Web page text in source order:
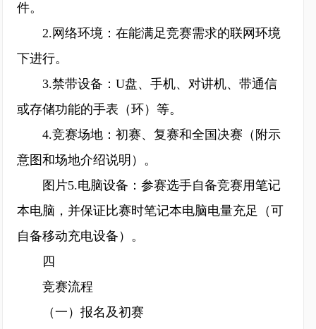
件。
2.网络环境：在能满足竞赛需求的联网环境
下进行。
3.禁带设备：U盘、手机、对讲机、带通信
或存储功能的手表（环）等。
4.竞赛场地：初赛、复赛和全国决赛（附示
意图和场地介绍说明）。
图片5.电脑设备：参赛选手自备竞赛用笔记
本电脑，并保证比赛时笔记本电脑电量充足（可
自备移动充电设备）。
四
竞赛流程
（一）报名及初赛